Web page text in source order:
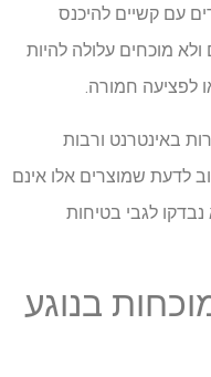
עם קשיים להיכנס
ולא מוכחים עלולה להיות
לפציעה חמורה.
באינטרנט ורבות
לדעת שמוצרים אלו אינם
לגבי בטיחות
בנוגע